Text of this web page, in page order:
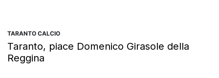
TARANTO CALCIO
Taranto, piace Domenico Girasole della
Reggina